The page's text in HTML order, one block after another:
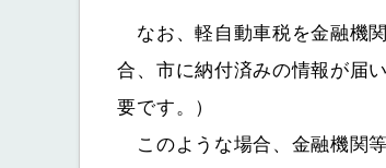
なお、軽自動車税を金融機
合、市に納付済みの情報が届
要です。）
このような場合、金融機関